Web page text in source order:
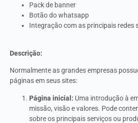
Pack de banner
Botão do whatsapp
Integração com as principais redes
Descrição:
Normalmente as grandes empresas
páginas em seus sites:
Página inicial: Uma introdução à
missão, visão e valores. Pode
sobre os principais serviços ou